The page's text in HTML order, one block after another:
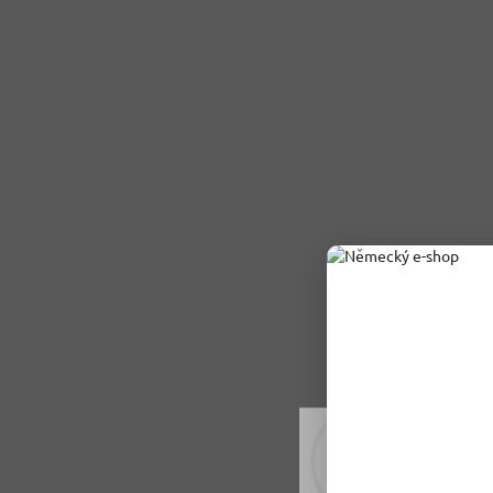
Rádi vám
tomu soubory